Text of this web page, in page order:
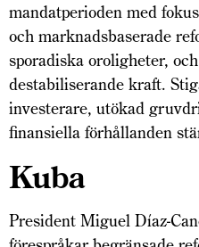
mandatperioden med
och marknadsbaserade
sporadiska oroligheter,
destabiliserande kraft.
investerare, utökad
finansiella förhållanden
Kuba
President Miguel Díaz-